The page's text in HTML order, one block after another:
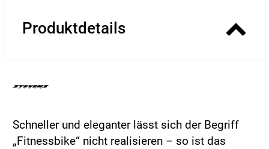
Produktdetails
Schneller und eleganter lässt sich der Begriff
„Fitnessbike“ nicht realisieren – so ist das